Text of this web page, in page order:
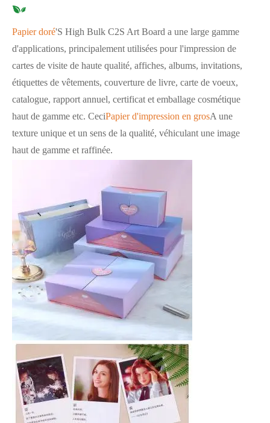
Papier doré'S High Bulk C2S Art Board a une large gamme
d'applications, principalement utilisées pour l'impression de
cartes de visite de haute qualité, affiches, albums, invitations,
étiquettes de vêtements, couverture de livre, carte de voeux,
catalogue, rapport annuel, certificat et emballage cosmétique
haut de gamme etc. CeciPapier d'impression en grosA une
texture unique et un sens de la qualité, véhiculant une image
haut de gamme et raffinée.